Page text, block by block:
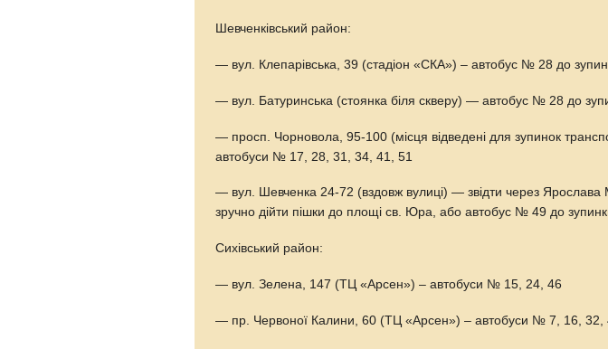
Шевченківський район:
— вул. Клепарівська, 39 (стадіон «СКА») – автобус № 28 до
— вул. Батуринська (стоянка біля скверу) — автобус № 28 до
— просп. Чорновола, 95-100 (місця відведені для зупинок
автобуси № 17, 28, 31, 34, 41, 51
— вул. Шевченка 24-72 (вздовж вулиці) — звідти через Ярослава
зручно дійти пішки до площі св. Юра, або автобус № 49 до
Сихівський район:
— вул. Зелена, 147 (ТЦ «Арсен») – автобуси № 15, 24, 46
— пр. Червоної Калини, 60 (ТЦ «Арсен») – автобуси № 7, 16, 32,